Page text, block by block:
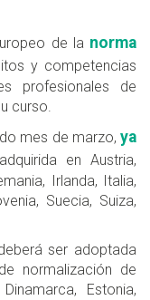
de la norma
y competencias
profesionales de
curso.
mes de marzo, ya
en Austria,
Irlanda, Italia,
Suecia, Suiza,
ser adoptada
normalización de
Estonia,